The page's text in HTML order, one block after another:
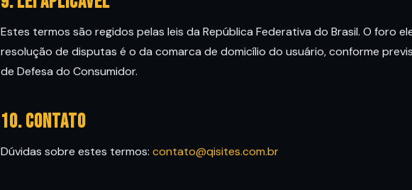
Estes termos são regidos pelas leis da República Federativa do Brasil. O foro
resolução de disputas é o da comarca de domicílio do usuário, conforme
de Defesa do Consumidor.
10. Contato
Dúvidas sobre estes termos: contato@qisites.com.br